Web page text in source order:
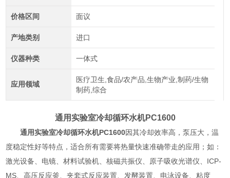
价格区间 面议
产地类别 进口
仪器种类 一体式
应用领域
医疗卫生,食品/农产品,生物产业,制药/生物
制药,综合
通用实验室冷却循环水机PC1600
通用实验室冷却循环水机PC1600因其冷却效率高，泵压大，温
度稳定性好等特点，适合所有需要将热量快速准确带走的应用；如：
激光设备、电镜、材料试验机、核磁共振仪、原子吸收光谱仪、ICP-
MS、高压反应釜、夹套式反应装置、发酵装置、电泳设备、粘度